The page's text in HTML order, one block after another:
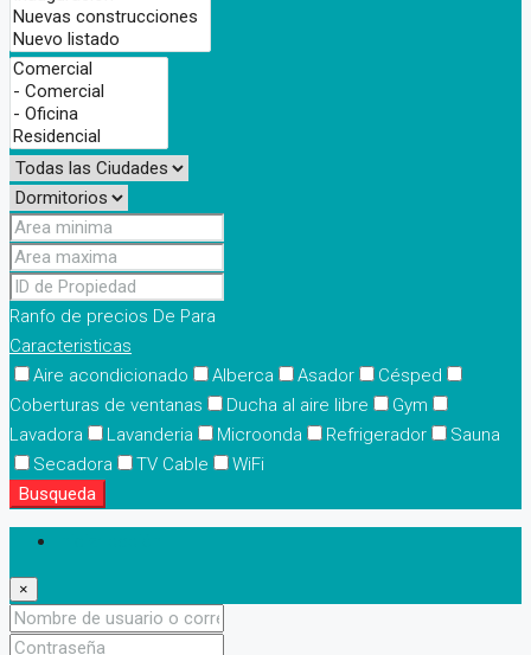
Ranfo de precios De Para
Caracteristicas
Aire acondicionado
Alberca Asador
Césped
Coberturas de ventanas
Ducha al aire libre
Gym
Lavadora
Lavanderia Microonda Refrigerador
Sauna
Secadora
TV Cable
WiFi
Busqueda
×